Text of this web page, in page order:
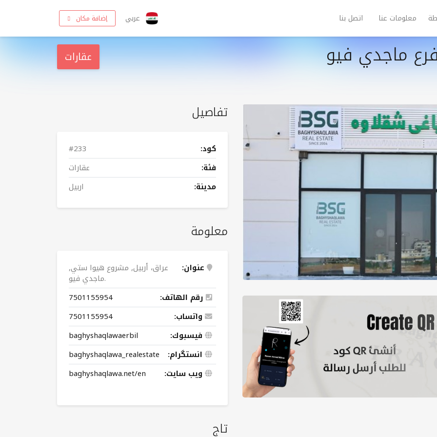
معلومات عنا اتصل بنا عربي إضافة مكان
ماجدي فیو عقارات
تفاصيل
كود:
#233
فئة:
عقارات
مدينة:
اربيل
معلومة
عنوان: عراق، أربیل, مشروع هیوا ستي,
ماجدي فیو.
رقم الهاتف:
7501155954
واتساب:
7501155954
فيسبوك:
baghyshaqlawaerbil
انستگرام:
baghyshaqlawa_realestate
ویب سایت:
baghyshaqlawa.net/en
تاج